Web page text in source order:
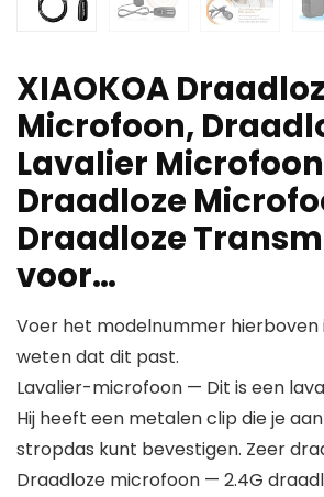
XIAOKOA
Microfoon,
Lavalier
Draadloze
Draadloze
voor…
Voer het modelnummer hierboven
weten dat dit past.
Lavalier-microfoon — Dit is een
Hij heeft een metalen clip die je
stropdas kunt bevestigen. Zeer
Draadloze microfoon — 2.4G